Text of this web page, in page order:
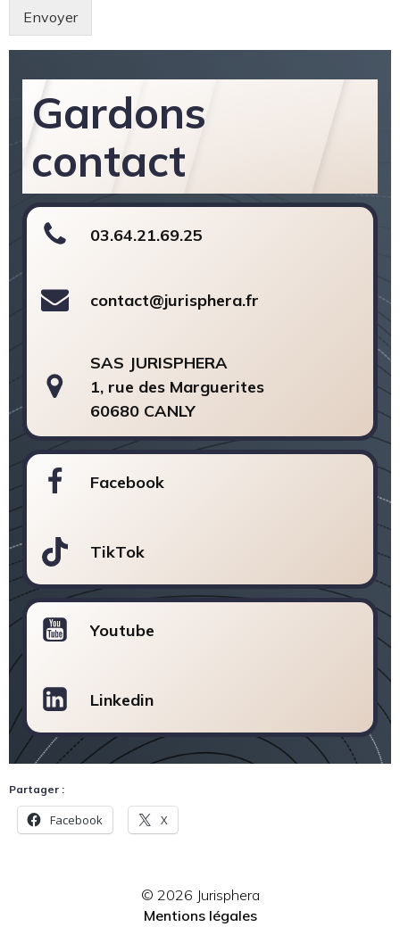
Envoyer
Gardons
contact
03.64.21.69.25
contact@jurisphera.fr
SAS JURISPHERA
1, rue des Marguerites
60680 CANLY
Facebook
TikTok
Youtube
Linkedin
Partager :
Facebook X
© 2026 Jurisphera
Mentions légales